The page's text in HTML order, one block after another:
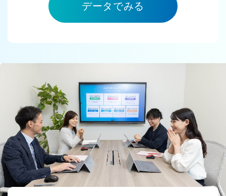
データでみる